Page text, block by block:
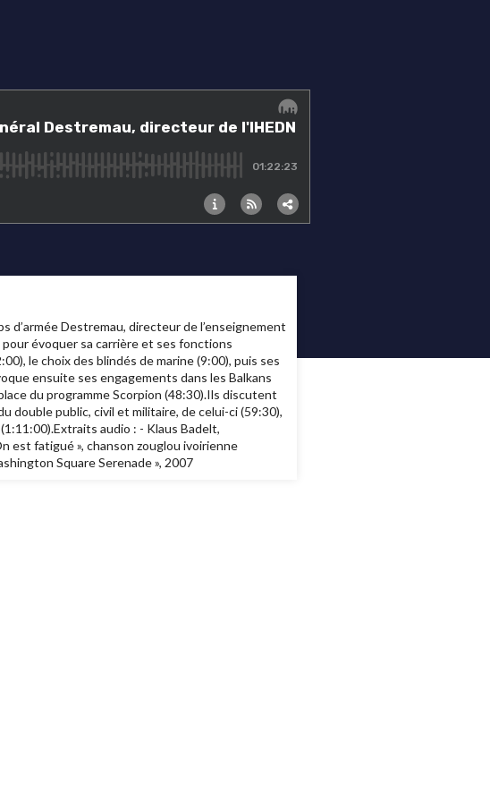
d’armée Destremau, directeur de l’enseignement
évoquer sa carrière et ses fonctions
le choix des blindés de marine (9:00), puis ses
ensuite ses engagements dans les Balkans
du programme Scorpion (48:30).Ils discutent
double public, civil et militaire, de celui-ci (59:30),
audio : - Klaus Badelt,
est fatigué », chanson zouglou ivoirienne
Square Serenade », 2007